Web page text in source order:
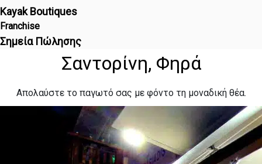
Kayak Boutiques
Franchise
Σημεία Πώλησης
Σαντορίνη, Φηρά
Απολαύστε το παγωτό σας με φόντο τη μοναδική θέα.